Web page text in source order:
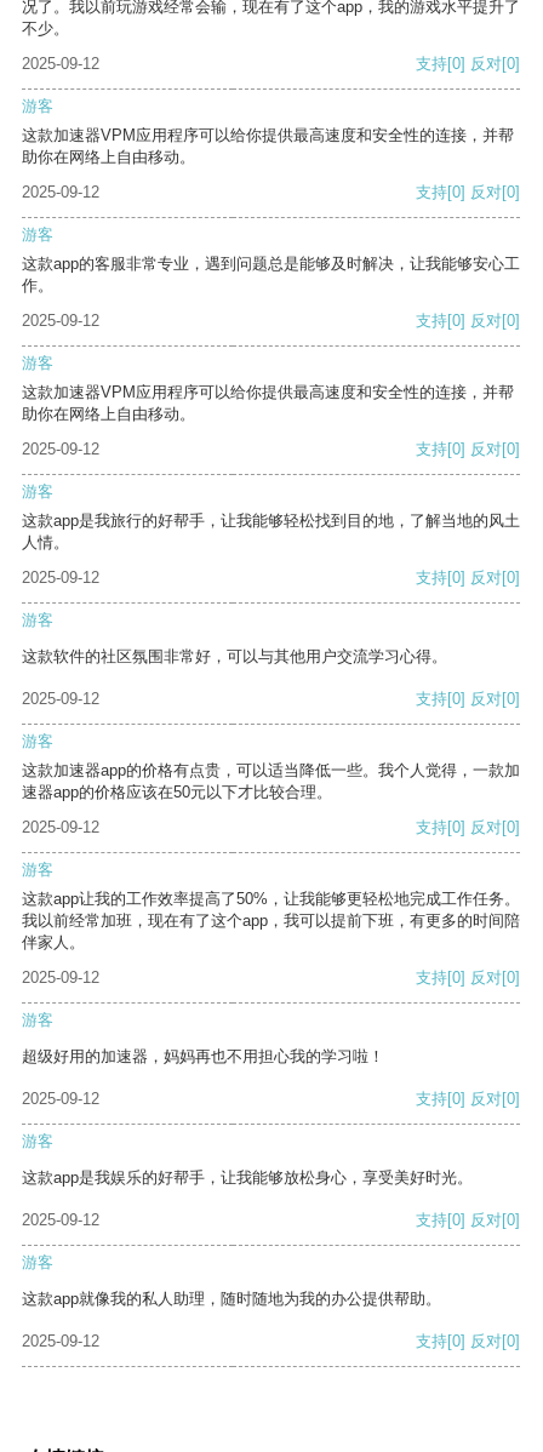
况了。我以前玩游戏经常会输，现在有了这个app，我的游戏水平提升了
不少。
2025-09-12
支持[0] 反对[0]
游客
这款加速器VPM应用程序可以给你提供最高速度和安全性的连接，并帮
助你在网络上自由移动。
2025-09-12
支持[0] 反对[0]
游客
这款app的客服非常专业，遇到问题总是能够及时解决，让我能够安心工
作。
2025-09-12
支持[0] 反对[0]
游客
这款加速器VPM应用程序可以给你提供最高速度和安全性的连接，并帮
助你在网络上自由移动。
2025-09-12
支持[0] 反对[0]
游客
这款app是我旅行的好帮手，让我能够轻松找到目的地，了解当地的风土
人情。
2025-09-12
支持[0] 反对[0]
游客
这款软件的社区氛围非常好，可以与其他用户交流学习心得。
2025-09-12 支持[0] 反对[0]
游客
这款加速器app的价格有点贵，可以适当降低一些。我个人觉得，一款加
速器app的价格应该在50元以下才比较合理。
2025-09-12
支持[0] 反对[0]
游客
这款app让我的工作效率提高了50%，让我能够更轻松地完成工作任务。
我以前经常加班，现在有了这个app，我可以提前下班，有更多的时间陪
伴家人。
2025-09-12
支持[0] 反对[0]
游客
超级好用的加速器，妈妈再也不用担心我的学习啦！
2025-09-12 支持[0] 反对[0]
游客
这款app是我娱乐的好帮手，让我能够放松身心，享受美好时光。
2025-09-12 支持[0] 反对[0]
游客
这款app就像我的私人助理，随时随地为我的办公提供帮助。
2025-09-12 支持[0] 反对[0]